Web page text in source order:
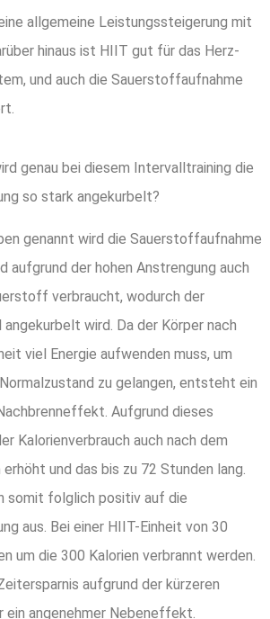
allgemeine Leistungssteigerung mit
hinaus ist HIIT gut für das Herz-
und auch die Sauerstoffaufnahme
genau bei diesem Intervalltraining die
so stark angekurbelt?
genannt wird die Sauerstoffaufnahme
aufgrund der hohen Anstrengung auch
verbraucht, wodurch der
wird. Da der Körper nach
viel Energie aufwenden muss, um
zu gelangen, entsteht ein
Aufgrund dieses
Kalorienverbrauch auch nach dem
und das bis zu 72 Stunden lang.
somit folglich positiv auf die
aus. Bei einer HIIT-Einheit von 30
um die 300 Kalorien verbrannt werden.
aufgrund der kürzeren
ein angenehmer Nebeneffekt.